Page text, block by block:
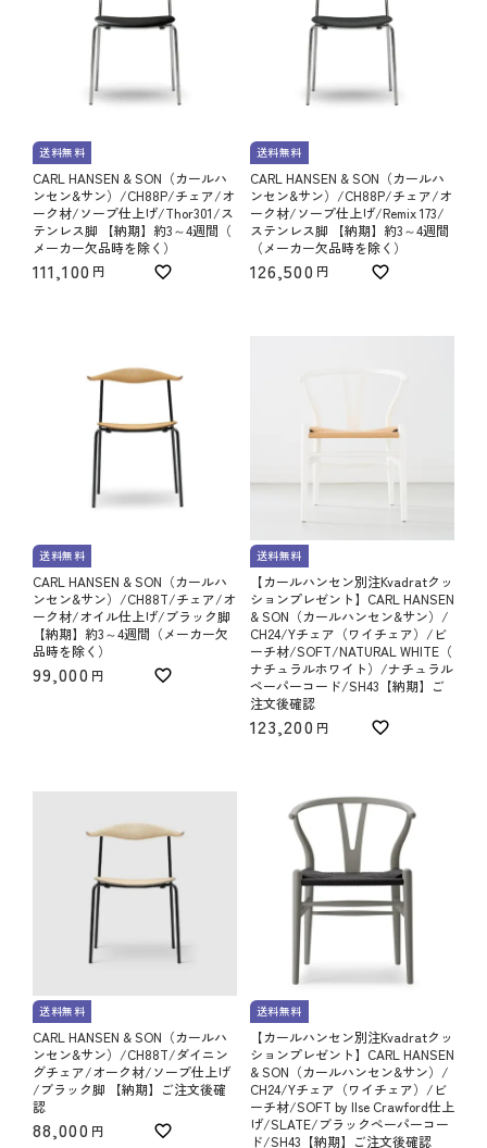
送料無料
CARL HANSEN & SON（カールハ
ンセン&サン）/CH88P/チェア/オ
ーク材/ソープ仕上げ/Thor301/ス
テンレス脚 【納期】約3～4週間（
メーカー欠品時を除く）
111,100
送料無料
CARL HANSEN & SON（カールハ
ンセン&サン）/CH88P/チェア/オ
ーク材/ソープ仕上げ/Remix 173/
ステンレス脚 【納期】約3～4週間
（メーカー欠品時を除く）
126,500
送料無料
CARL HANSEN & SON（カールハ
ンセン&サン）/CH88T/チェア/オ
ーク材/オイル仕上げ/ブラック脚
【納期】約3～4週間（メーカー欠
品時を除く）
99,000
送料無料
【カールハンセン別注Kvadratクッ
ションプレゼント】CARL HANSEN
& SON（カールハンセン&サン）/
CH24/Yチェア（ワイチェア）/ビ
ーチ材/SOFT/NATURAL WHITE（
ナチュラルホワイト）/ナチュラル
ペーパーコード/SH43【納期】ご
注文後確認
123,200
送料無料
CARL HANSEN & SON（カールハ
ンセン&サン）/CH88T/ダイニン
グチェア/オーク材/ソープ仕上げ
/ブラック脚 【納期】ご注文後確
認
88,000
送料無料
【カールハンセン別注Kvadratクッ
ションプレゼント】CARL HANSEN
& SON（カールハンセン&サン）/
CH24/Yチェア（ワイチェア）/ビ
ーチ材/SOFT by Ilse Crawford仕上
げ/SLATE/ブラックペーパーコー
ド/SH43【納期】ご注文後確認